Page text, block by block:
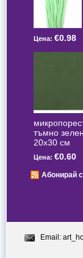
Цена: €0.98
тъмно
20x30 см
Цена: €0.60
Абонирай
Email: